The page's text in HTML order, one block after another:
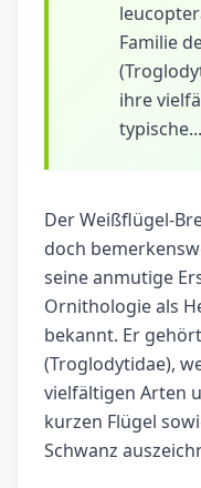
Familie
ihre
typische...
Der Weißflügel-
doch
seine anmutige
Ornithologie als
bekannt. Er
(Troglodytidae),
vielfältigen Arten
kurzen Flügel
Schwanz